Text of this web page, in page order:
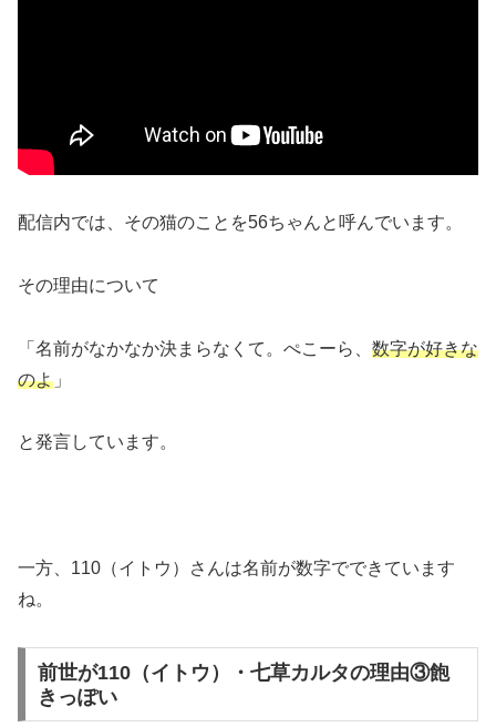
配信内では、その猫のことを56ちゃんと呼んでいます。
その理由について
「名前がなかなか決まらなくて。ぺこーら、 数字が好きな
のよ 」
と発言しています。
一方、110（イトウ）さんは名前が数字でできています
ね。
前世が110（イトウ）・七草カルタの理由③飽
きっぽい